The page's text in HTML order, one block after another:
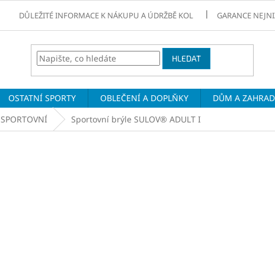
DŮLEŽITÉ INFORMACE K NÁKUPU A ÚDRŽBĚ KOL GARANCE
HLEDAT
OSTATNÍ SPORTY OBLEČENÍ A DOPLŇKY DŮM A
SPORTOVNÍ Sportovní brýle SULOV® ADULT I